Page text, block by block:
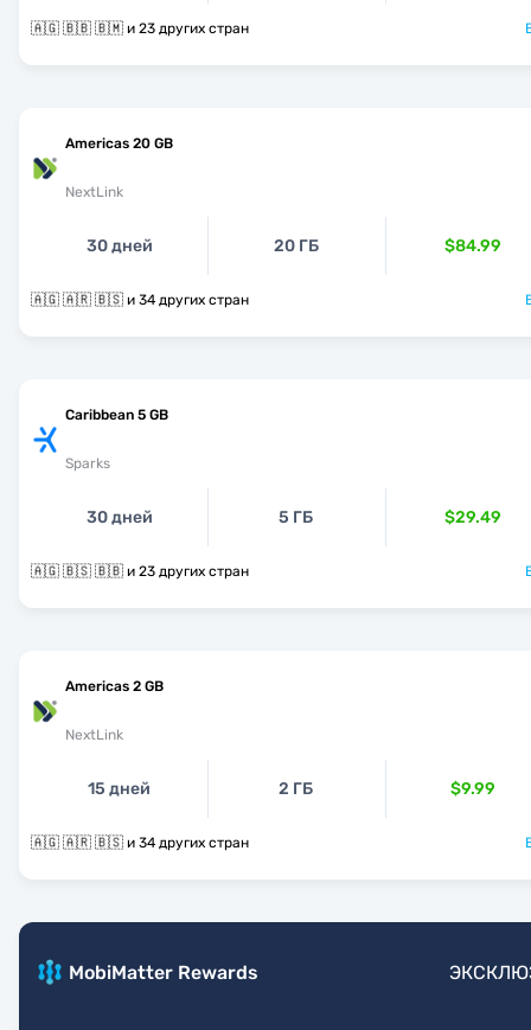
🇦🇬 🇧🇧 🇧🇲 и 23 других стран
Americas 20 GB
NextLink
30 дней 20 ГБ $84.99
🇦🇬 🇦🇷 🇧🇸 и 34 других стран
Caribbean 5 GB
Sparks
30 дней 5 ГБ $29.49
🇦🇬 🇧🇸 🇧🇧 и 23 других стран
Americas 2 GB
NextLink
15 дней 2 ГБ $9.99
🇦🇬 🇦🇷 🇧🇸 и 34 других стран
MobiMatter Rewards